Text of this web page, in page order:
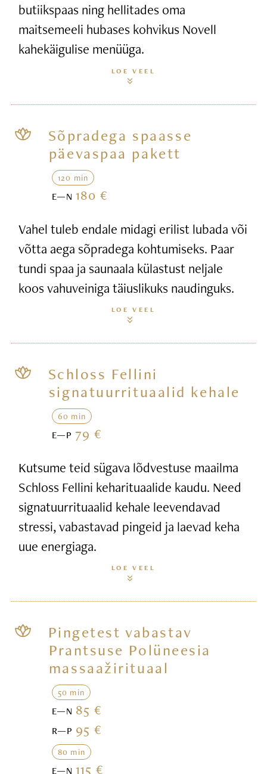
butiikspaas ning hellitades oma
maitsemeeli hubases kohvikus Novell
kahekäigulise menüüga.
LOE VEEL
Sõpradega spaasse
päevaspaa pakett
120 min
E—N180 €
Vahel tuleb endale midagi erilist lubada või
võtta aega sõpradega kohtumiseks. Paar
tundi spaa ja saunaala külastust neljale
koos vahuveiniga täiuslikuks naudinguks.
LOE VEEL
Schloss Fellini
signatuurrituaalid kehale
60 min
E—P 79 €
Kutsume teid sügava lõdvestuse maailma
Schloss Fellini keharituaalide kaudu. Need
signatuurrituaalid kehale leevendavad
stressi, vabastavad pingeid ja laevad keha
uue energiaga.
LOE VEEL
Pingetest vabastav
Prantsuse Polüneesia
massaažirituaal
50 min
E—N 85 €
R—P 95 €
80 min
E—N115 €